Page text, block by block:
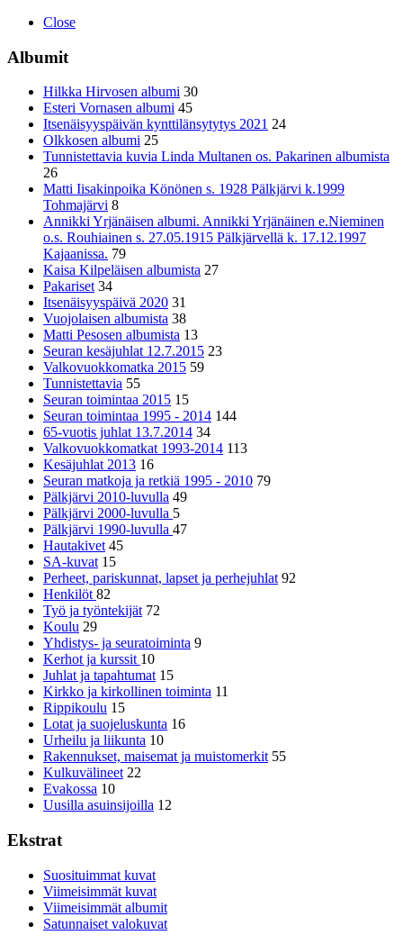
Close
Albumit
Hilkka Hirvosen albumi 30
Esteri Vornasen albumi 45
Itsenäisyyspäivän kynttilänsytytys 2021 24
Olkkosen albumi 25
Tunnistettavia kuvia Linda Multanen os. Pakarinen albumista
26
Matti Iisakinpoika Könönen s. 1928 Pälkjärvi k.1999
Tohmajärvi 8
Annikki Yrjänäisen albumi. Annikki Yrjänäinen e.Nieminen
o.s. Rouhiainen s. 27.05.1915 Pälkjärvellä k. 17.12.1997
Kajaanissa. 79
Kaisa Kilpeläisen albumista 27
Pakariset 34
Itsenäisyyspäivä 2020 31
Vuojolaisen albumista 38
Matti Pesosen albumista 13
Seuran kesäjuhlat 12.7.2015 23
Valkovuokkomatka 2015 59
Tunnistettavia 55
Seuran toimintaa 2015 15
Seuran toimintaa 1995 - 2014 144
65-vuotis juhlat 13.7.2014 34
Valkovuokkomatkat 1993-2014 113
Kesäjuhlat 2013 16
Seuran matkoja ja retkiä 1995 - 2010 79
Pälkjärvi 2010-luvulla 49
Pälkjärvi 2000-luvulla 5
Pälkjärvi 1990-luvulla 47
Hautakivet 45
SA-kuvat 15
Perheet, pariskunnat, lapset ja perhejuhlat 92
Henkilöt82
Työ ja työntekijät 72
Koulu 29
Yhdistys- ja seuratoiminta 9
Kerhot ja kurssit 10
Juhlat ja tapahtumat 15
Kirkko ja kirkollinen toiminta 11
Rippikoulu 15
Lotat ja suojeluskunta 16
Urheilu ja liikunta 10
Rakennukset, maisemat ja muistomerkit 55
Kulkuvälineet 22
Evakossa 10
Uusilla asuinsijoilla 12
Ekstrat
Suosituimmat kuvat
Viimeisimmät kuvat
Viimeisimmät albumit
Satunnaiset valokuvat